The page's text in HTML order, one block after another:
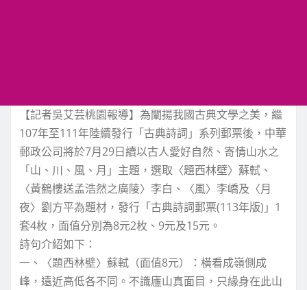
【記者吳艾芸桃園報導】為闡揚我國古典文學之美，繼
107年至111年陸續發行「古典詩詞」系列郵票後，中華
郵政公司將於7月29日續以古人愛好自然、寄情山水之
「山、川、風、月」主題，選取〈題西林壁〉蘇軾、
〈黃鶴樓送孟浩然之廣陵〉李白、〈風〉李嶠及〈月
夜〉劉方平為題材，發行「古典詩詞郵票(113年版)」1
套4枚，面值分別為8元2枚、9元及15元。
詩句介紹如下：
一、〈題西林壁〉蘇軾（面值8元）：橫看成嶺側成
峰，遠近高低各不同。不識廬山真面目，只緣身在此山